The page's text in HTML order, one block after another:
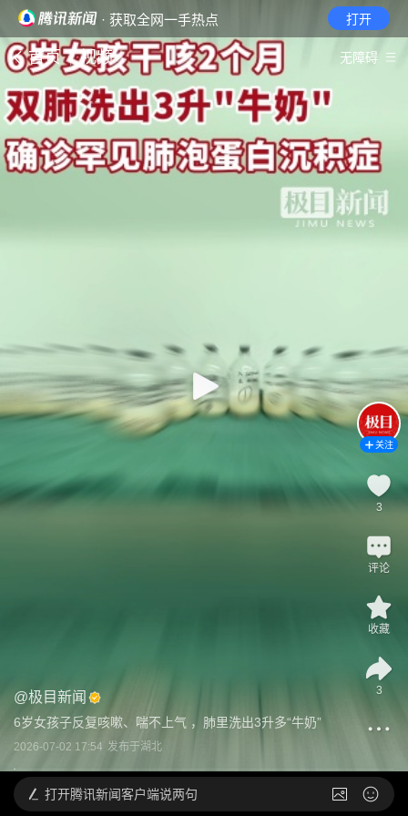
· 获取全网一手热点 打开
首页 视频 无障碍
@极目新闻
6岁女孩子反复咳嗽、喘不上气 ，肺里洗出3升多“牛奶”
2026-07-02 17:54 发布于湖北
关注
3
评论
收藏
3
打开腾讯新闻客户端说两句